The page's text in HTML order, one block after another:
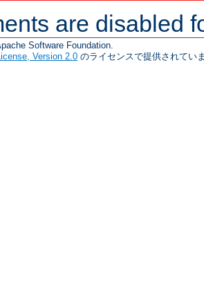
are disabled
Software Foundation.
Version 2.0 のライセンスで提供されてい